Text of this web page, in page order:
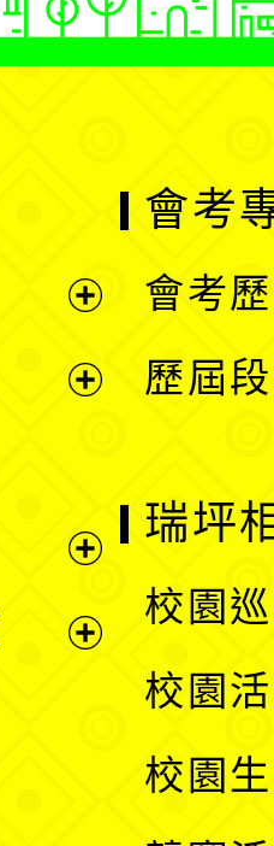
單
選
單
會考
會考
歷屆
瑞坪
校園
校園
校園